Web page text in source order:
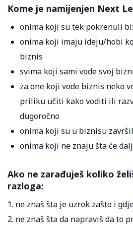
Kome je namijenjen Next
onima koji su tek pokrenuli
onima koji imaju ideju/hobi
biznis
svima koji sami vode svoj
za one koji vode biznis neko
priliku učiti kako voditi ili
dugoročno
onima koji su u biznisu
onima koji ne znaju šta će
Ako ne zarađuješ koliko
razloga:
1. ne znaš šta je uzrok zašto i
2. ne znaš šta da napraviš da to